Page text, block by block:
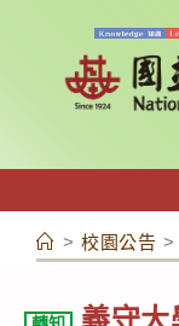
容
> 校園公告 >
義守